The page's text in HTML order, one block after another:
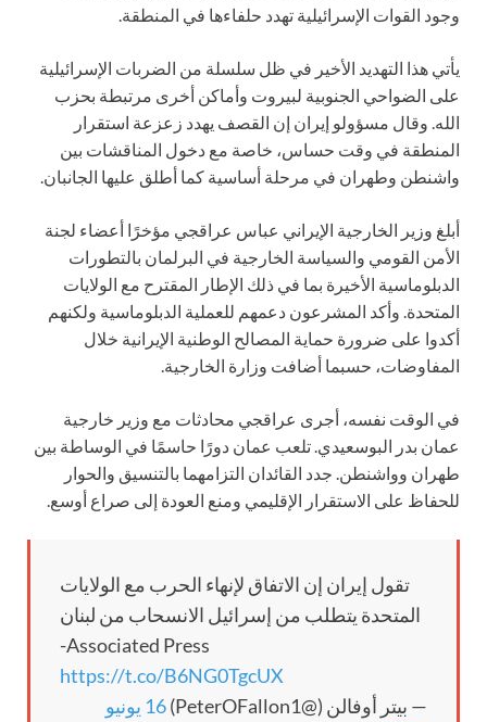
وجود القوات الإسرائيلية تهدد حلفاءها في المنطقة.
يأتي هذا التهديد الأخير في ظل سلسلة من الضربات الإسرائيلية
على الضواحي الجنوبية لبيروت وأماكن أخرى مرتبطة بحزب
الله. وقال مسؤولو إيران إن القصف يهدد زعزعة استقرار
المنطقة في وقت حساس، خاصة مع دخول المناقشات بين
واشنطن وطهران في مرحلة أساسية كما أطلق عليها الجانبان.
أبلغ وزير الخارجية الإيراني عباس عراقجي مؤخرًا أعضاء لجنة
الأمن القومي والسياسة الخارجية في البرلمان بالتطورات
الدبلوماسية الأخيرة بما في ذلك الإطار المقترح مع الولايات
المتحدة. وأكد المشرعون دعمهم للعملية الدبلوماسية ولكنهم
أكدوا على ضرورة حماية المصالح الوطنية الإيرانية خلال
المفاوضات، حسبما أضافت وزارة الخارجية.
في الوقت نفسه، أجرى عراقجي محادثات مع وزير خارجية
عمان بدر البوسعيدي. تلعب عمان دورًا حاسمًا في الوساطة بين
طهران وواشنطن. جدد القائدان التزامهما بالتنسيق والحوار
للحفاظ على الاستقرار الإقليمي ومنع العودة إلى صراع أوسع.
تقول إيران إن الاتفاق لإنهاء الحرب مع الولايات
المتحدة يتطلب من إسرائيل الانسحاب من لبنان
-Associated Press
https://t.co/B6NG0TgcUX
— بيتر أوفالن (@PeterOFallon1)
16 يونيو